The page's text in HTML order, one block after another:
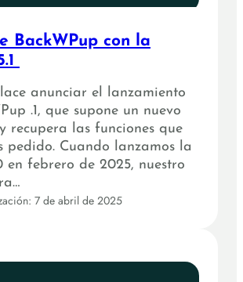
BackWPup con la
anunciar el lanzamiento
.1, que supone un nuevo
recupera las funciones que
pedido. Cuando lanzamos la
en febrero de 2025, nuestro
7 de abril de 2025